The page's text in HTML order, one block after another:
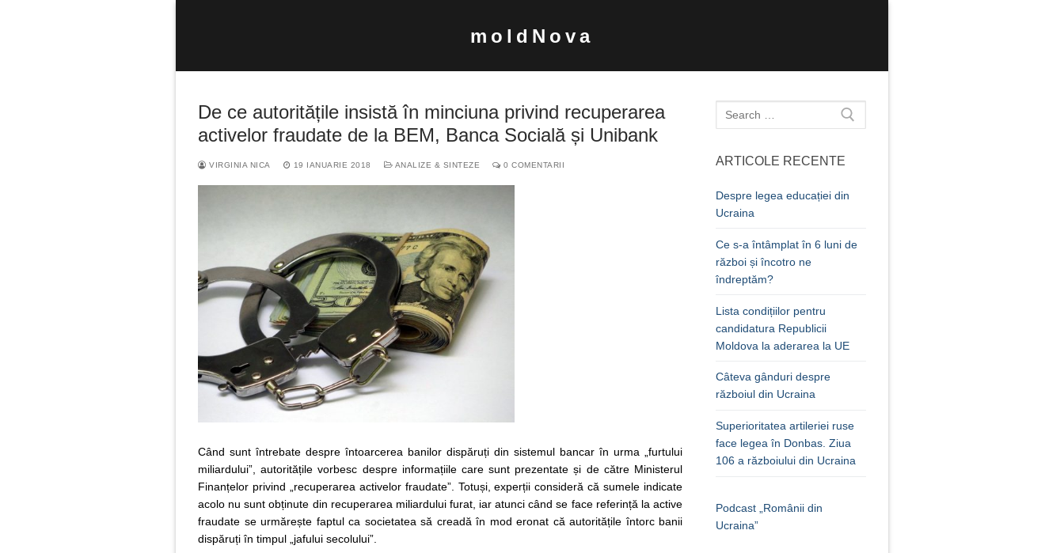
moldNova
De ce autoritățile insistă în minciuna privind recuperarea
activelor fraudate de la BEM, Banca Socială și Unibank
VIRGINIA NICA 19 IANUARIE 2018 ANALIZE & SINTEZE 0 COMENTARII
Când sunt întrebate despre întoarcerea banilor dispăruți din sistemul bancar în urma „furtului
miliardului”, autoritățile vorbesc despre informațiile care sunt prezentate și de către Ministerul
Finanțelor privind „recuperarea activelor fraudate”. Totuși, experții consideră că sumele indicate
acolo nu sunt obținute din recuperarea miliardului furat, iar atunci când se face referință la active
fraudate se urmărește faptul ca societatea să creadă în mod eronat că autoritățile întorc banii
dispăruți în timpul „jafului secolului”.
Caută
după:
ARTICOLE RECENTE
Despre legea educației din
Ucraina
Ce s-a întâmplat în 6 luni de
război și încotro ne
îndreptăm?
Lista condițiilor pentru
candidatura Republicii
Moldova la aderarea la UE
Câteva gânduri despre
războiul din Ucraina
Superioritatea artileriei ruse
face legea în Donbas. Ziua
106 a războiului din Ucraina
Podcast „Românii din
Ucraina”